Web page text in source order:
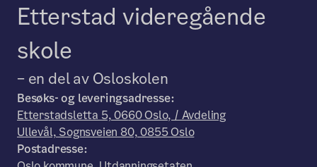
Etterstad videregående
skole
– en del av Osloskolen
Besøks- og leveringsadresse:
Etterstadsletta 5, 0660 Oslo, / Avdeling
Ullevål, Sognsveien 80, 0855 Oslo
Postadresse: